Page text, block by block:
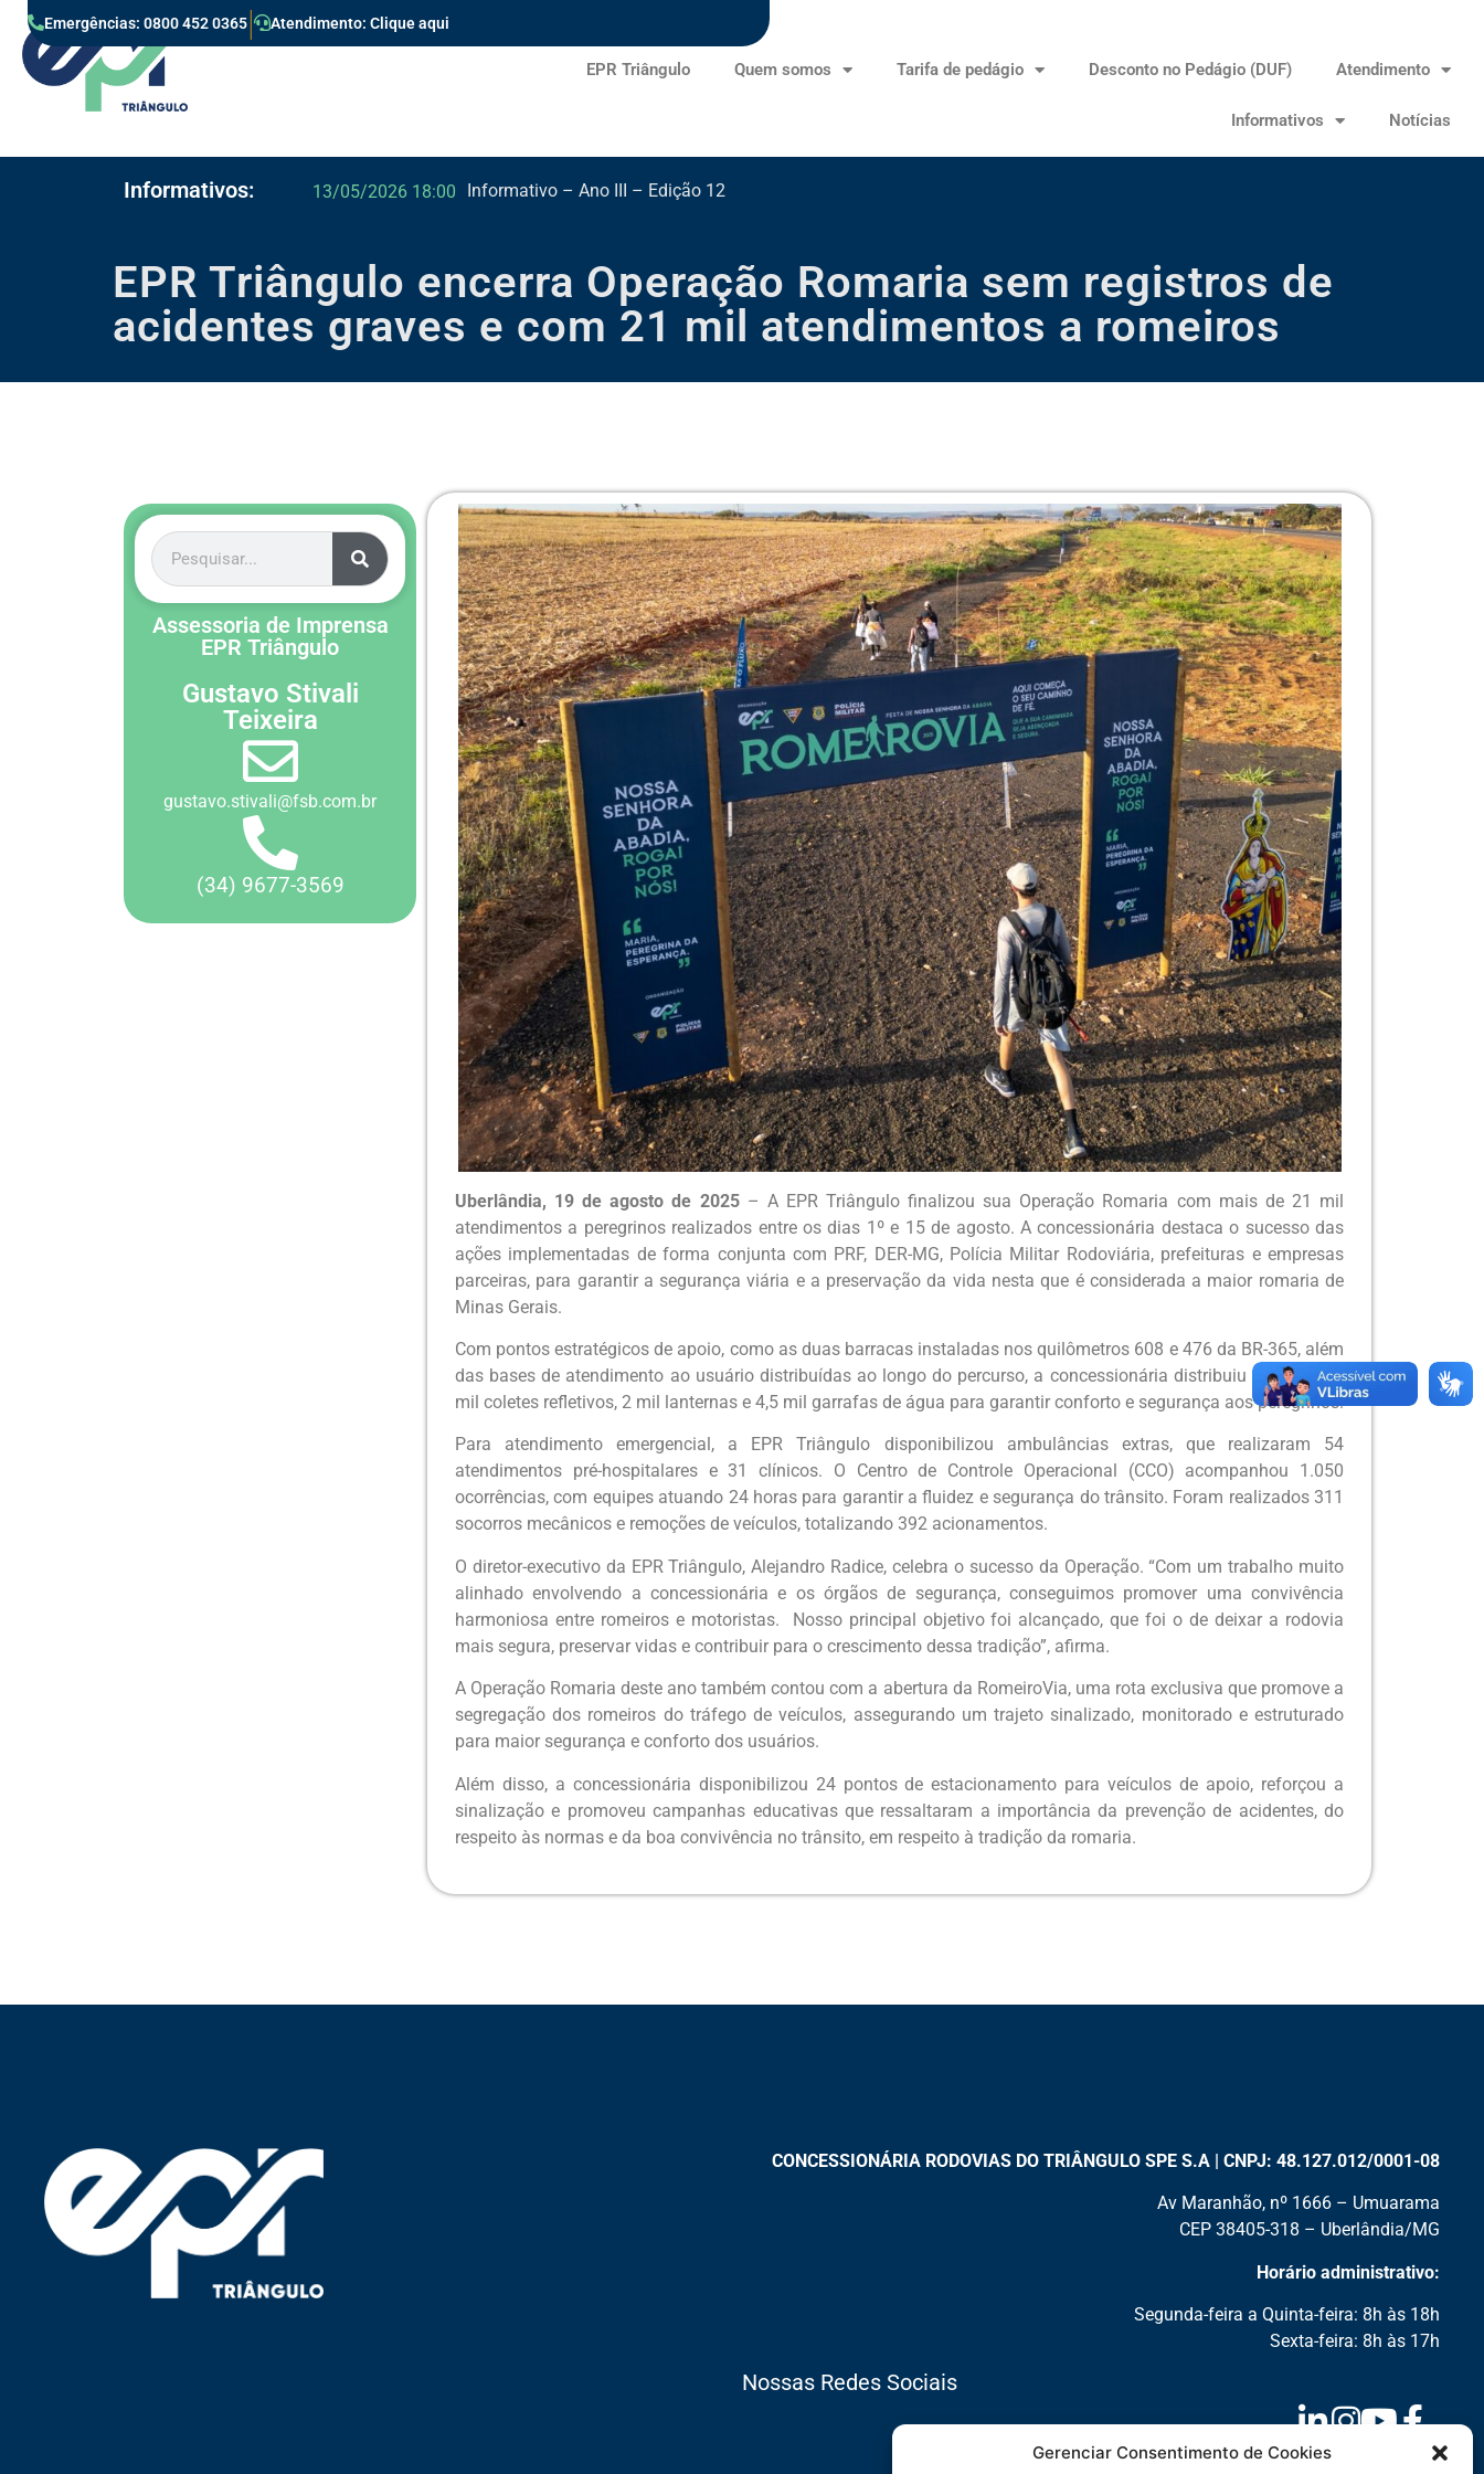
Gerenciar Consentimento de Cookies
EPR Triângulo Quem somos Tarifa de pedágio Desconto no Pedágio (DUF) Atendimento
Informativos Notícias
Informativos: 13/05/2026 18:00 Informativo – Ano III – Edição 12
Emergências: 0800 452 0365| Atendimento: Clique aqui
EPR Triângulo encerra Operação Romaria sem registros de
acidentes graves e com 21 mil atendimentos a romeiros
Assessoria de Imprensa
EPR Triângulo
Gustavo Stivali
Teixeira
gustavo.stivali@fsb.com.br
(34) 9677-3569
Uberlândia, 19 de agosto de 2025– A EPR Triângulo finalizou sua Operação Romaria com mais de 21 mil
atendimentos a peregrinos realizados entre os dias 1º e 15 de agosto. A concessionária destaca o sucesso das
ações implementadas de forma conjunta com PRF, DER-MG, Polícia Militar Rodoviária, prefeituras e empresas
parceiras, para garantir a segurança viária e a preservação da vida nesta que é considerada a maior romaria de
Minas Gerais.
Com pontos estratégicos de apoio, como as duas barracas instaladas nos quilômetros 608 e 476 da BR-365, além
das bases de atendimento ao usuário distribuídas ao longo do percurso, a concessionária distribuiu mais de 5,1
mil coletes refletivos, 2 mil lanternas e 4,5 mil garrafas de água para garantir conforto e segurança aos peregrinos.
Para atendimento emergencial, a EPR Triângulo disponibilizou ambulâncias extras, que realizaram 54
atendimentos pré-hospitalares e 31 clínicos. O Centro de Controle Operacional (CCO) acompanhou 1.050
ocorrências, com equipes atuando 24 horas para garantir a fluidez e segurança do trânsito. Foram realizados 311
socorros mecânicos e remoções de veículos, totalizando 392 acionamentos.
O diretor-executivo da EPR Triângulo, Alejandro Radice, celebra o sucesso da Operação. “Com um trabalho muito
alinhado envolvendo a concessionária e os órgãos de segurança, conseguimos promover uma convivência
harmoniosa entre romeiros e motoristas. Nosso principal objetivo foi alcançado, que foi o de deixar a rodovia
mais segura, preservar vidas e contribuir para o crescimento dessa tradição”, afirma.
A Operação Romaria deste ano também contou com a abertura da RomeiroVia, uma rota exclusiva que promove a
segregação dos romeiros do tráfego de veículos, assegurando um trajeto sinalizado, monitorado e estruturado
para maior segurança e conforto dos usuários.
Além disso, a concessionária disponibilizou 24 pontos de estacionamento para veículos de apoio, reforçou a
sinalização e promoveu campanhas educativas que ressaltaram a importância da prevenção de acidentes, do
respeito às normas e da boa convivência no trânsito, em respeito à tradição da romaria.
CONCESSIONÁRIA RODOVIAS DO TRIÂNGULO SPE S.A | CNPJ: 48.127.012/0001-08
Av Maranhão, nº 1666 – Umuarama
CEP 38405-318 – Uberlândia/MG
Horário administrativo:
Segunda-feira a Quinta-feira: 8h às 18h
Sexta-feira: 8h às 17h
Nossas Redes Sociais